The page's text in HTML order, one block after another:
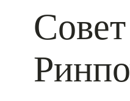
Совет